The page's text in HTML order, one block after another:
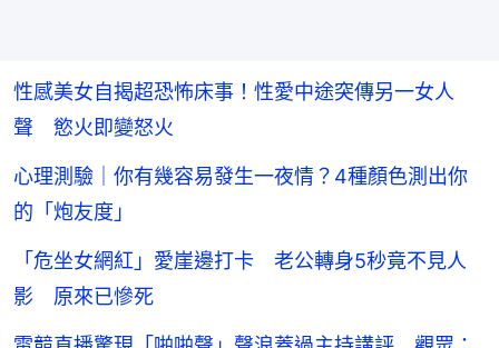
性感美女自揭超恐怖床事！性愛中途突傳另一女人
聲 慾火即變怒火
心理測驗｜你有幾容易發生一夜情？4種顏色測出你
的「炮友度」
「危坐女網紅」愛崖邊打卡 老公轉身5秒竟不見人
影 原來已慘死